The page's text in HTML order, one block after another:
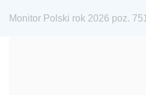
Monitor Polski rok 2026 poz. 751